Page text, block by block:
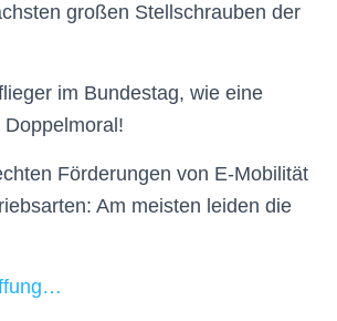
großen Stellschrauben der
im Bundestag, wie eine
Förderungen von E-Mobilität
Am meisten leiden die